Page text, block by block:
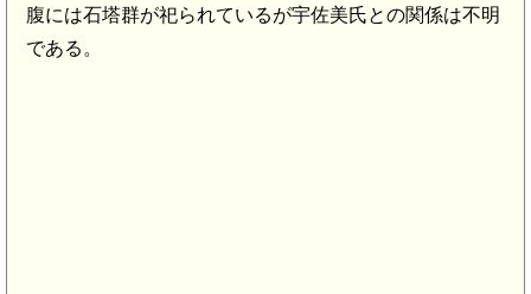
腹には石塔群が祀られているが宇佐美氏との関係は不明
である。